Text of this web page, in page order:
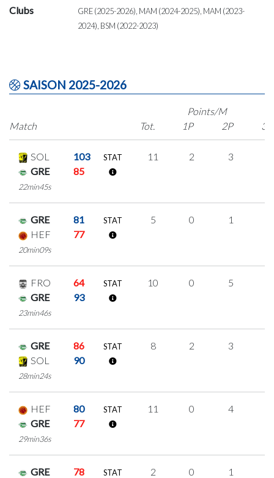
Clubs
GRE (2025-2026), MAM (2024-2025), MAM (2023-
2024), BSM (2022-2023)
SAISON 2025-2026
Match
Points/M
Tot.
1P 2P 3P
SOL
103
GRE
85
22min45s
STAT 11 2 3
GRE
81
HEF
77
20min09s
STAT 5 0 1
FRO
64
GRE
93
23min46s
STAT 10 0 5
GRE
86
SOL
90
28min24s
STAT 8 2 3
HEF
80
GRE
77
29min36s
STAT 11 0 4
GRE
78
STAT 2 0 1